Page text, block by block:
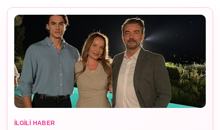
İLGILI HABER